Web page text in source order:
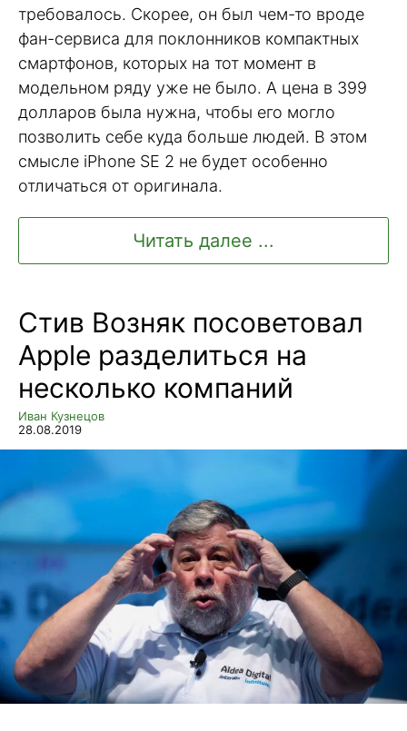
требовалось. Скорее, он был чем-то вроде
фан-сервиса для поклонников компактных
смартфонов, которых на тот момент в
модельном ряду уже не было. А цена в 399
долларов была нужна, чтобы его могло
позволить себе куда больше людей. В этом
смысле iPhone SE 2 не будет особенно
отличаться от оригинала.
Читать далее ...
Стив Возняк посоветовал
Apple разделиться на
несколько компаний
Иван Кузнецов
28.08.2019